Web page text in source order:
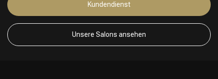
Kundendienst
Unsere Salons ansehen